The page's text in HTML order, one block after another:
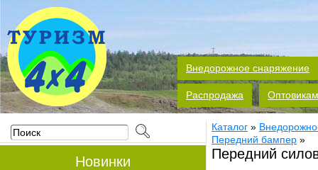
Внедорожное снаряжение
Распродажа Оптовикам
Новинки
Каталог »
Передний бампер »
Передний